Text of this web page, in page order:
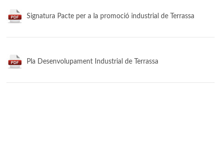
Signatura Pacte per a la promoció industrial de Terrassa
Pla Desenvolupament Industrial de Terrassa